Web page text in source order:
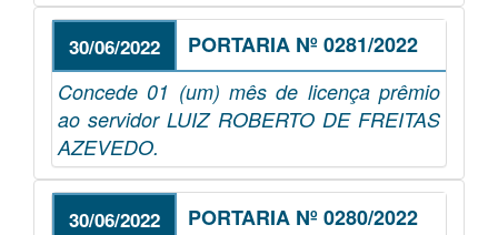
30/06/2022 PORTARIA Nº 0281/2022
Concede 01 (um) mês de licença prêmio
ao servidor LUIZ ROBERTO DE FREITAS
AZEVEDO.
30/06/2022 PORTARIA Nº 0280/2022